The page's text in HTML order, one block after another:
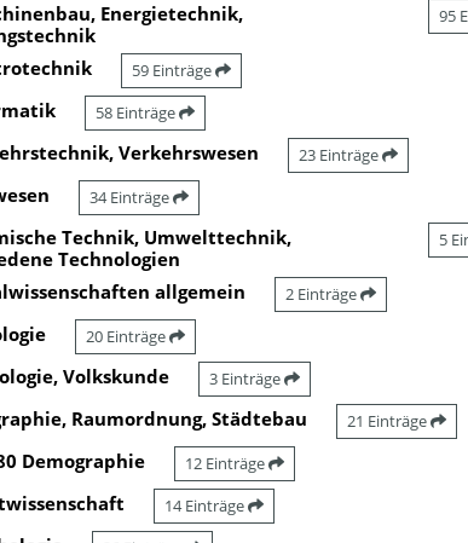
Energietechnik,
95
59 Einträge
58 Einträge
Verkehrswesen 23 Einträge
34 Einträge
Technik, Umwelttechnik,
Technologien
5
allgemein 2 Einträge
20 Einträge
Volkskunde 3 Einträge
Raumordnung, Städtebau 21 Einträge
Demographie 12 Einträge
14 Einträge